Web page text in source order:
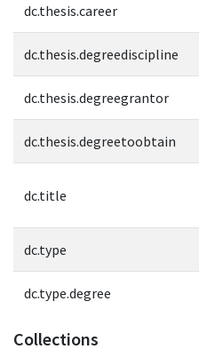
dc.thesis.career
dc.thesis.degreediscipline
dc.thesis.degreegrantor
dc.thesis.degreetoobtain
dc.title
dc.type
dc.type.degree
Collections